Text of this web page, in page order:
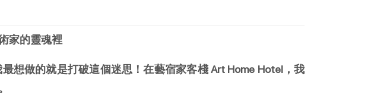
家的靈魂裡
想做的就是打破這個迷思！在藝宿家客棧 Art Home Hotel，我